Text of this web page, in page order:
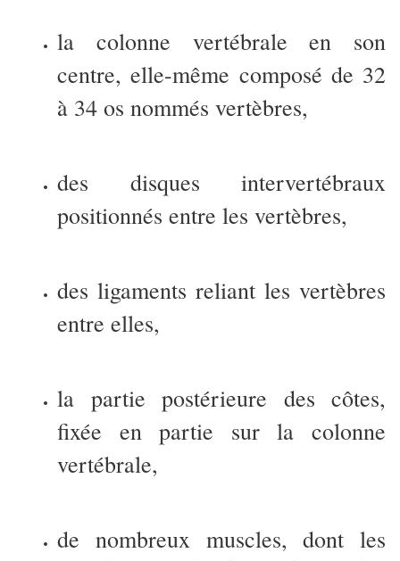
la colonne vertébrale en son
centre, elle-même composé de 32
à 34 os nommés vertèbres,
des disques intervertébraux
positionnés entre les vertèbres,
des ligaments reliant les vertèbres
entre elles,
la partie postérieure des côtes,
fixée en partie sur la colonne
vertébrale,
de nombreux muscles, dont les